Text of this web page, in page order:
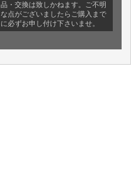
品・交換は致しかねます。ご不明
な点がございましたらご購入まで
に必ずお申し付け下さいませ。